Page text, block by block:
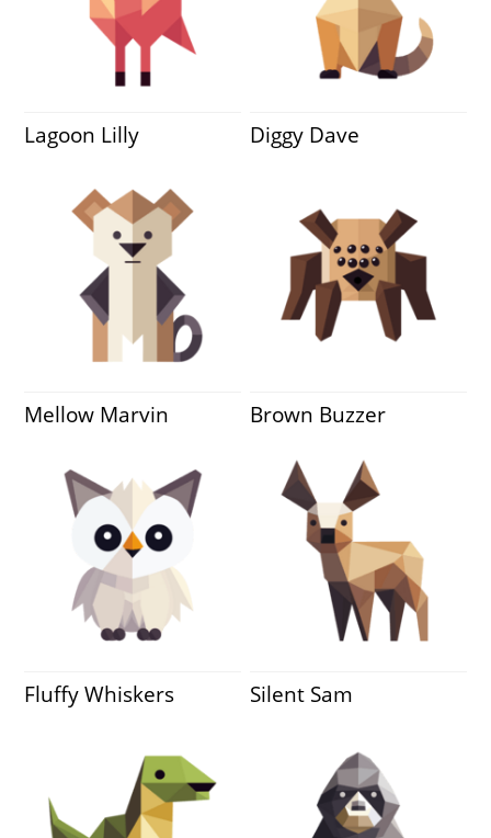
Lagoon Lilly Diggy Dave
Mellow Marvin Brown Buzzer
Fluffy Whiskers Silent Sam